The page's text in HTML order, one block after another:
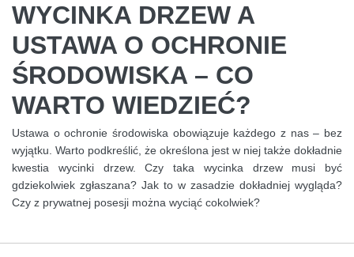
WYCINKA DRZEW A
USTAWA O OCHRONIE
ŚRODOWISKA – CO
WARTO WIEDZIEĆ?
Ustawa o ochronie środowiska obowiązuje każdego z nas – bez
wyjątku. Warto podkreślić, że określona jest w niej także dokładnie
kwestia wycinki drzew. Czy taka wycinka drzew musi być
gdziekolwiek zgłaszana? Jak to w zasadzie dokładniej wygląda?
Czy z prywatnej posesji można wyciąć cokolwiek?